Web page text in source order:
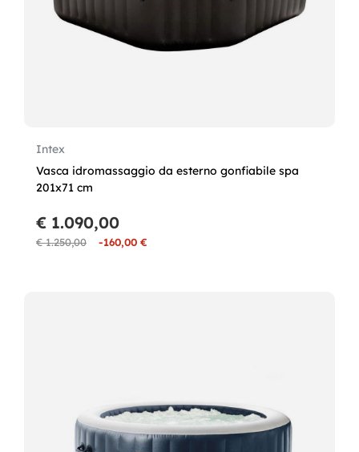
Intex
Vasca idromassaggio da esterno gonfiabile spa
201x71 cm
€ 1.250,00 -160,00 €
€ 1.090,00